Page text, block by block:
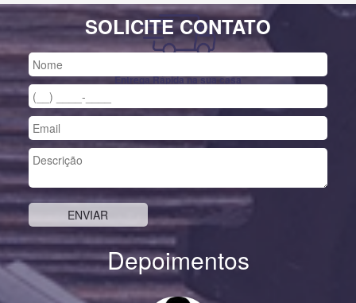
Entrega Rápida na sua casa
SOLICITE CONTATO
Depoimentos
Previous